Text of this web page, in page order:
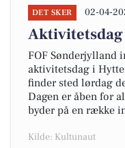
DET SKER 02-04-
FOF Sønderjylland
aktivitetsdag i
finder sted lørdag
Dagen er åben for
byder på en række
Kilde: Kultunaut